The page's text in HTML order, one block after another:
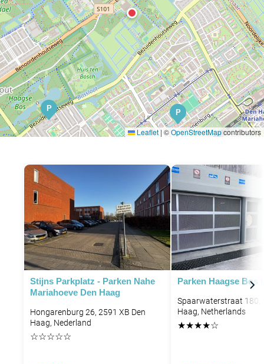
P
P
Leaflet | ©OpenStreetMapcontributors
Stijns Parkplatz - Parken Nahe
Mariahoeve Den Haag
Hongarenburg 26, 2591 XB Den
Haag, Nederland
☆☆☆☆☆
Parken Haagse Bos
Spaarwaterstraat 180,
Haag, Netherlands
★★★★☆